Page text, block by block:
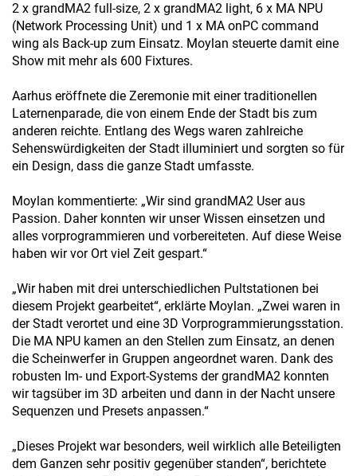
2 x grandMA2 full-size, 2 x grandMA2 light, 6 x MA NPU
(Network Processing Unit) und 1 x MA onPC command
wing als Back-up zum Einsatz. Moylan steuerte damit eine
Show mit mehr als 600 Fixtures.
Aarhus eröffnete die Zeremonie mit einer traditionellen
Laternenparade, die von einem Ende der Stadt bis zum
anderen reichte. Entlang des Wegs waren zahlreiche
Sehenswürdigkeiten der Stadt illuminiert und sorgten so für
ein Design, dass die ganze Stadt umfasste.
Moylan kommentierte: „Wir sind grandMA2 User aus
Passion. Daher konnten wir unser Wissen einsetzen und
alles vorprogrammieren und vorbereiteten. Auf diese Weise
haben wir vor Ort viel Zeit gespart.“
„Wir haben mit drei unterschiedlichen Pultstationen bei
diesem Projekt gearbeitet“, erklärte Moylan. „Zwei waren in
der Stadt verortet und eine 3D Vorprogrammierungsstation.
Die MA NPU kamen an den Stellen zum Einsatz, an denen
die Scheinwerfer in Gruppen angeordnet waren. Dank des
robusten Im- und Export-Systems der grandMA2 konnten
wir tagsüber im 3D arbeiten und dann in der Nacht unsere
Sequenzen und Presets anpassen.“
„Dieses Projekt war besonders, weil wirklich alle Beteiligten
dem Ganzen sehr positiv gegenüber standen“, berichtete